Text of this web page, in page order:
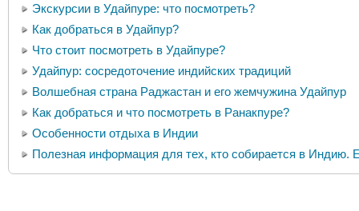
Экскурсии в Удайпуре: что посмотреть?
Как добраться в Удайпур?
Что стоит посмотреть в Удайпуре?
Удайпур: сосредоточение индийских традиций
Волшебная страна Раджастан и его жемчужина Удайпур
Как добраться и что посмотреть в Ранакпуре?
Особенности отдыха в Индии
Полезная информация для тех, кто собирается в Индию.